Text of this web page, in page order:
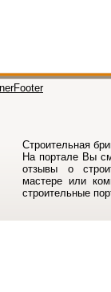
Строительная
На порталe Вы
отзывы о
мастере или
строительные